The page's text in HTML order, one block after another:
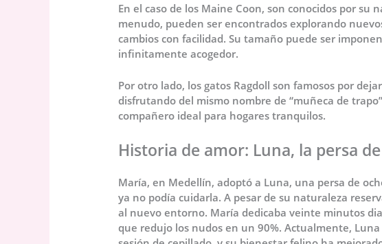
En el caso de los Maine Coon, son conocidos por su
menudo, pueden ser encontrados explorando
cambios con facilidad. Su tamaño puede ser
infinitamente acogedor.
Por otro lado, los gatos Ragdoll son famosos por
disfrutando del mismo nombre de “muñeca de
compañero ideal para hogares tranquilos.
Historia de amor: Luna, la persa
María, en Medellín, adoptó a Luna, una persa de
ya no podía cuidarla. A pesar de su naturaleza
al nuevo entorno. María dedicaba veinte minutos
que redujo los nudos en un 90%. Actualmente,